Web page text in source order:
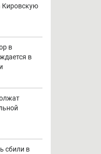
Кировскую
в
в
сбили в